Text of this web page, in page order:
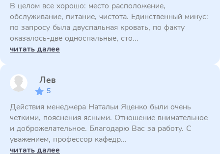
В целом все хорошо: место расположение,
обслуживание, питание, чистота. Единственный минус:
по запросу была двуспальная кровать, по факту
оказалось-две односпальные, сто...
читать далее
Лев
5
Действия менеджера Натальи Яценко были очень
четкими, пояснения ясными. Отношение внимательное
и доброжелательное. Благодарю Вас за работу. С
уважением, профессор кафедр...
читать далее